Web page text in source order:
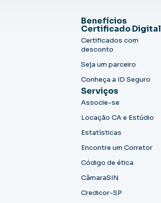
Benefícios
Certificado Digital
Certificados com
desconto
Seja um parceiro
Conheça a ID Seguro
Serviços
Associe-se
Locação CA e Estúdio
Estatísticas
Encontre um Corretor
Código de ética
CâmaraSIN
Credicor-SP